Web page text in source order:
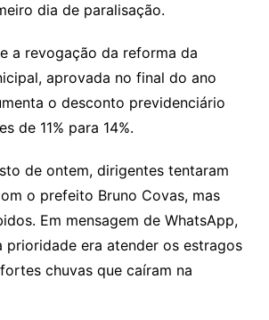
dia de paralisação.
a revogação da reforma da
aprovada no final do ano
o desconto previdenciário
de 11% para 14%.
de ontem, dirigentes tentaram
o prefeito Bruno Covas, mas
Em mensagem de WhatsApp,
prioridade era atender os estragos
chuvas que caíram na